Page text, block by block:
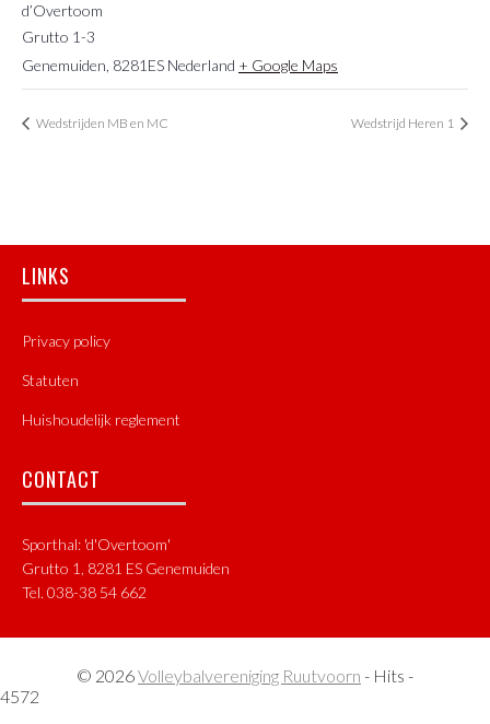
d’Overtoom
Grutto 1-3
Genemuiden 8281ES Nederland + Google Maps
Wedstrijden MB en MC Wedstrijd Heren 1
Footer
LINKS
Privacy policy
Statuten
Huishoudelijk reglement
CONTACT
Sporthal: 'd'Overtoom'
Grutto 1, 8281 ES Genemuiden
Tel. 038-38 54 662
© 2026Volleybalvereniging Ruutvoorn - Hits -
4572